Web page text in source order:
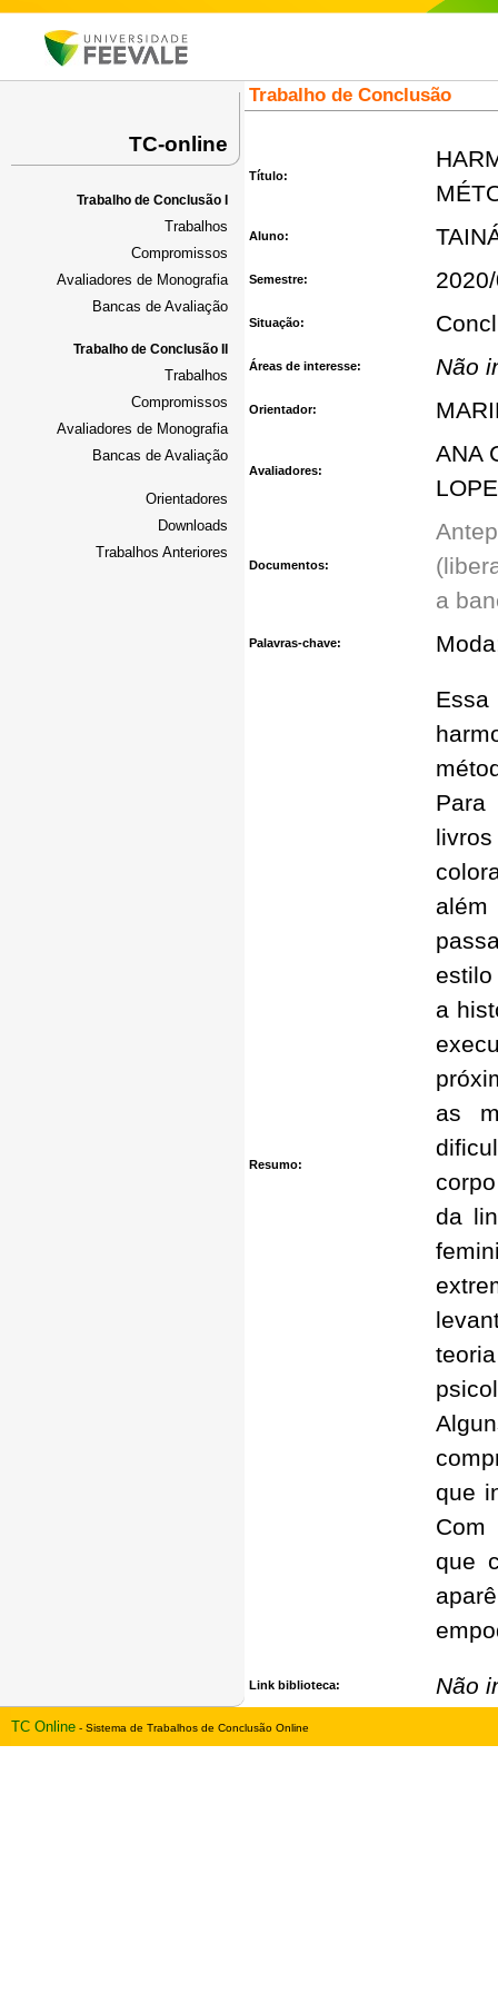
TC-online
Trabalho de Conclusão I
Trabalhos
Compromissos
Avaliadores de Monografia
Bancas de Avaliação
Trabalho de Conclusão II
Trabalhos
Compromissos
Avaliadores de Monografia
Bancas de Avaliação
Orientadores
Downloads
Trabalhos Anteriores
Trabalho de Conclusão
Título:
Aluno:
Semestre:
Situação:
Áreas de interesse: Não
Orientador:
Avaliadores:
ANA
Documentos:
a
Palavras-chave:
Resumo:
Essa
além
a
as
da
que
Com
que
Link biblioteca: Não
TC Online - Sistema de Trabalhos de Conclusão Online